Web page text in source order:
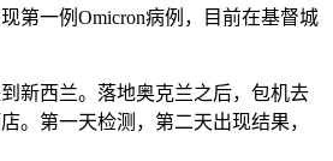
第一例Omicron病例，目前在基督城
新西兰。落地奥克兰之后，包机去
。第一天检测，第二天出现结果，